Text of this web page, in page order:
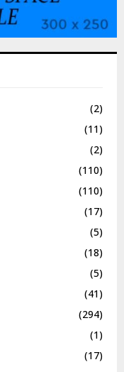
(2)
(11)
(2)
(110)
(110)
(17)
(5)
(18)
(5)
(41)
(294)
(1)
(17)